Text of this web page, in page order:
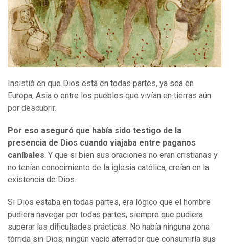
Insistió en que Dios está en todas partes, ya sea en
Europa, Asia o entre los pueblos que vivían en tierras aún
por descubrir.
Por eso aseguró que había sido testigo de la
presencia de Dios cuando viajaba entre paganos
caníbales. Y que si bien sus oraciones no eran cristianas y
no tenían conocimiento de la iglesia católica, creían en la
existencia de Dios.
Si Dios estaba en todas partes, era lógico que el hombre
pudiera navegar por todas partes, siempre que pudiera
superar las dificultades prácticas. No había ninguna zona
tórrida sin Dios; ningún vacío aterrador que consumiría sus